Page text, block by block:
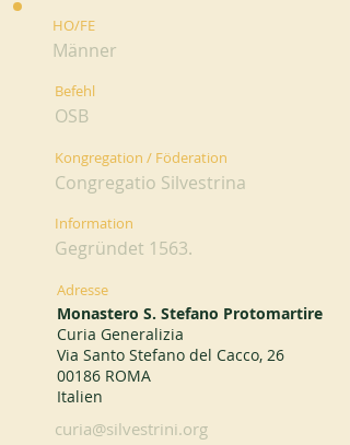
HO/FE
Männer
Befehl
OSB
Kongregation / Föderation
Congregatio Silvestrina
Information
Gegründet 1563.
Adresse
Monastero S. Stefano Protomartire
Curia Generalizia
Via Santo Stefano del Cacco, 26
00186 ROMA
Italien
curia@silvestrini.org